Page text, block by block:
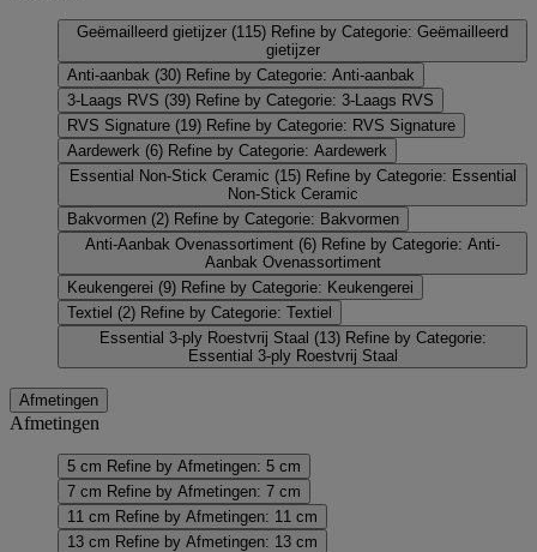
Geëmailleerd gietijzer (115) Refine by Categorie: Geëmailleerd
gietijzer
Anti-aanbak (30) Refine by Categorie: Anti-aanbak
3-Laags RVS (39) Refine by Categorie: 3-Laags RVS
RVS Signature (19) Refine by Categorie: RVS Signature
Aardewerk (6) Refine by Categorie: Aardewerk
Essential Non-Stick Ceramic (15) Refine by Categorie: Essential
Non-Stick Ceramic
Bakvormen (2) Refine by Categorie: Bakvormen
Anti-Aanbak Ovenassortiment (6) Refine by Categorie: Anti-
Aanbak Ovenassortiment
Keukengerei (9) Refine by Categorie: Keukengerei
Textiel (2) Refine by Categorie: Textiel
Essential 3-ply Roestvrij Staal (13) Refine by Categorie:
Essential 3-ply Roestvrij Staal
Afmetingen
Afmetingen
5 cm Refine by Afmetingen: 5 cm
7 cm Refine by Afmetingen: 7 cm
11 cm Refine by Afmetingen: 11 cm
13 cm Refine by Afmetingen: 13 cm